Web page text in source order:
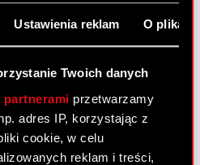
Ustawienia reklam O
Twoich danych
partnerami przetwarzamy
adres IP, korzystając z
cookie, w celu
reklam i treści,
obowiązki
o zbyciu akcji - Marcin
o zbyciu akcji - Piotr